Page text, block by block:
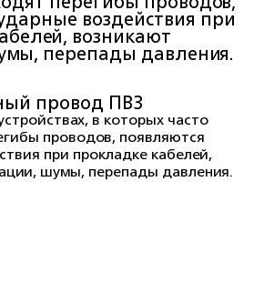
воздействия при
возникают
перепады давления.
провод ПВ3
в которых часто
проводов, появляются
при прокладке кабелей,
шумы, перепады давления.